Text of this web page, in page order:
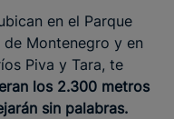
en el Parque
Montenegro y en
Piva y Tara, te
los 2.300 metros
sin palabras.